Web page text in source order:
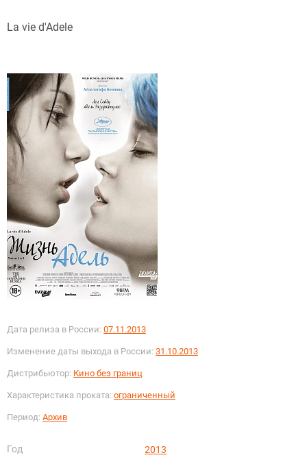
La vie d'Adele
Дата релиза в России: 07.11.2013
Изменение даты выхода в России: 31.10.2013
Дистрибьютор: Кино без границ
Характеристика проката: ограниченный
Период: Архив
Год
2013